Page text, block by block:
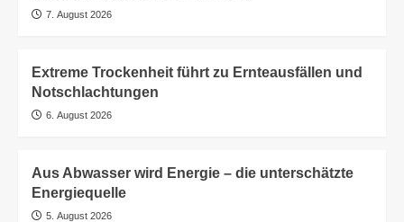
7. August 2026
Extreme Trockenheit führt zu Ernteausfällen und
Notschlachtungen
6. August 2026
Aus Abwasser wird Energie – die unterschätzte
Energiequelle
5. August 2026